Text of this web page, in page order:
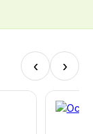
‹ ›